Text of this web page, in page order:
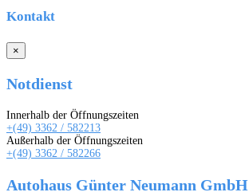
Kontakt
×
Notdienst
Innerhalb der Öffnungszeiten
+(49) 3362 / 582213
Außerhalb der Öffnungszeiten
+(49) 3362 / 582266
Autohaus Günter Neumann GmbH